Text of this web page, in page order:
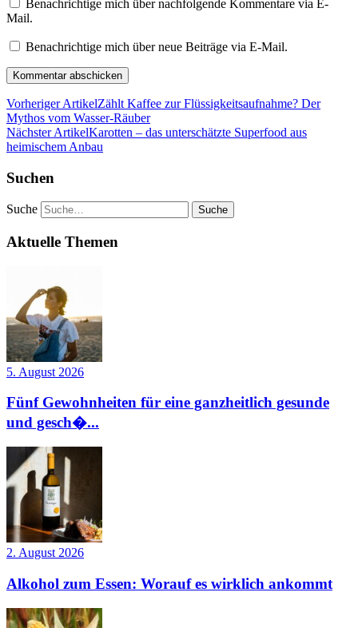
Benachrichtige mich über nachfolgende Kommentare via E-
Mail.
Benachrichtige mich über neue Beiträge via E-Mail.
Vorheriger ArtikelZählt Kaffee zur Flüssigkeitsaufnahme? Der
Mythos vom Wasser-Räuber
Nächster ArtikelKarotten – das unterschätzte Superfood aus
heimischem Anbau
Suchen
Suche
Aktuelle Themen
5. August 2026
Fünf Gewohnheiten für eine ganzheitlich gesunde
und gesch�...
2. August 2026
Alkohol zum Essen: Worauf es wirklich ankommt